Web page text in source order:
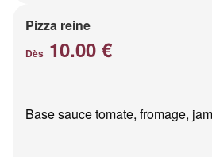
Pizza reine
Dès 10.00 €
Base sauce tomate, fromage,